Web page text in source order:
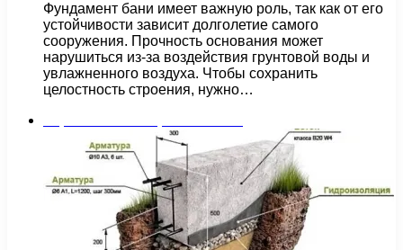
Фундамент бани имеет важную роль, так как от его
устойчивости зависит долголетие самого
сооружения. Прочность основания может
нарушиться из-за воздействия грунтовой воды и
увлажненного воздуха. Чтобы сохранить
целостность строения, нужно…